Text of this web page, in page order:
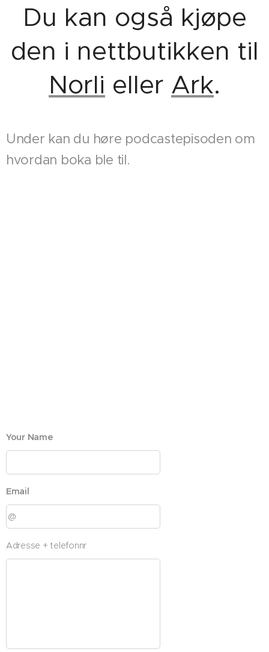
Du kan også kjøpe
den i nettbutikken til
Norli eller Ark.
Under kan du høre podcastepisoden om
hvordan boka ble til.
Your Name
Email
Adresse + telefonnr